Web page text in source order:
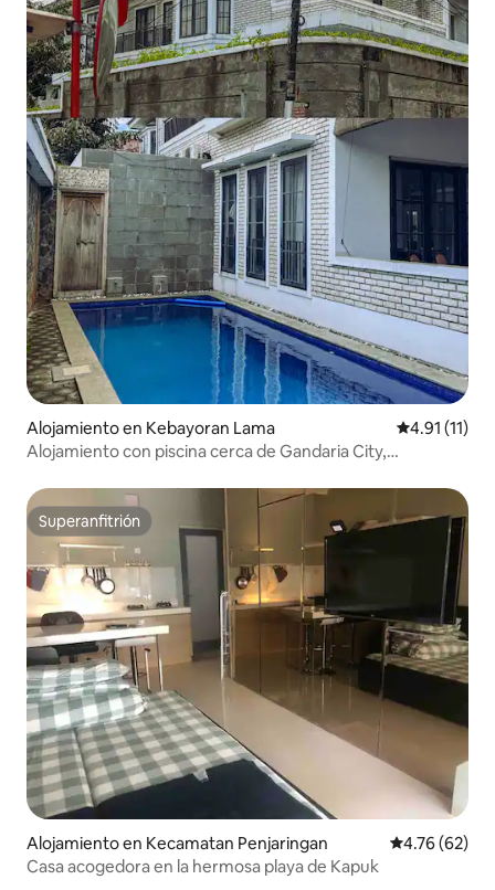
Alojamiento en Kebayoran Lama Calificación
4.91 (11)
Alojamiento con piscina cerca de Gandaria City,
Superanfitrión
Superanfitrión
Alojamiento en Kecamatan Penjaringan Calificación
4.76 (62)
Casa acogedora en la hermosa playa de Kapuk